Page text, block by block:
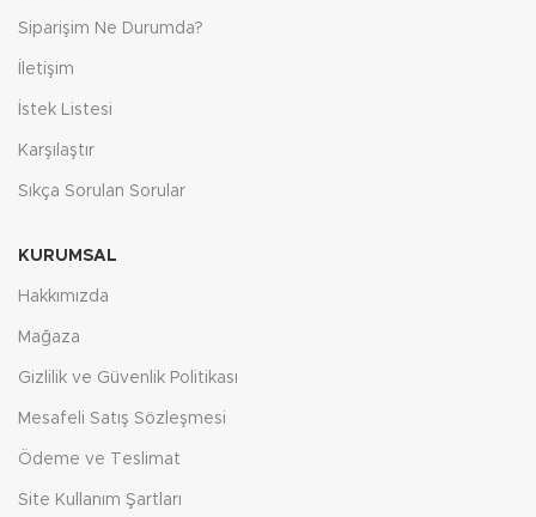
Siparişim Ne Durumda?
İletişim
İstek Listesi
Karşılaştır
Sıkça Sorulan Sorular
KURUMSAL
Hakkımızda
Mağaza
Gizlilik ve Güvenlik Politikası
Mesafeli Satış Sözleşmesi
Ödeme ve Teslimat
Site Kullanım Şartları